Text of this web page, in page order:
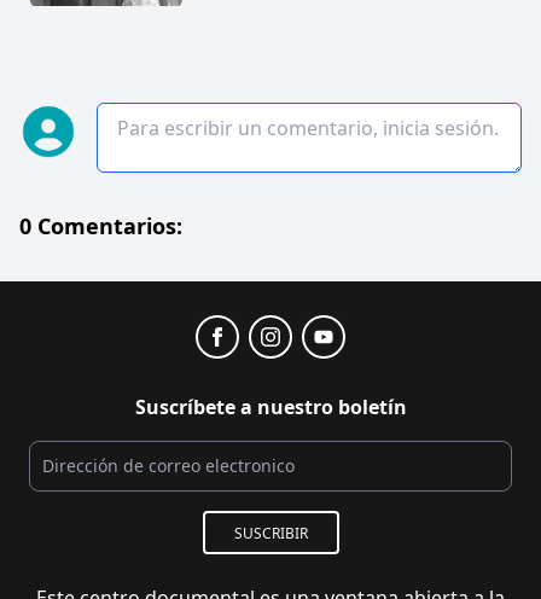
0 Comentarios:
Suscríbete a nuestro boletín
SUSCRIBIR